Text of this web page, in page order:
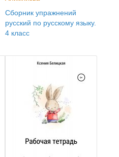
Сборник упражнений
русский по русскому языку.
4 класс